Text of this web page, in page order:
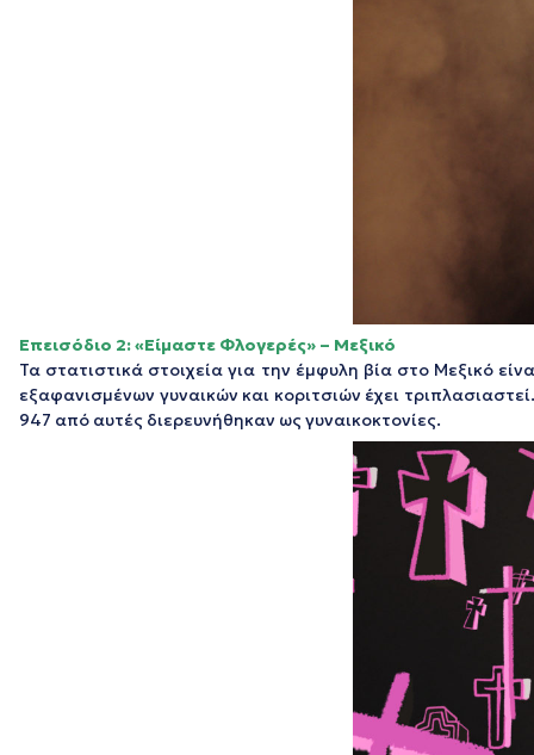
Επεισόδιο 2: «Είμαστε Φλογερές» – Μεξικό
Τα στατιστικά στοιχεία για την έμφυλη βία στο Μεξικό
εξαφανισμένων γυναικών και κοριτσιών έχει
947 από αυτές διερευνήθηκαν ως γυναικοκτονίες.